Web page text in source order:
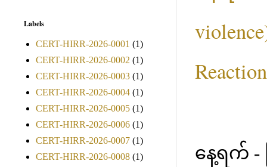
နေ့ရက် -
Labels
CERT-HIRR-2026-0001 (1)
CERT-HIRR-2026-0002 (1)
CERT-HIRR-2026-0003 (1)
CERT-HIRR-2026-0004 (1)
CERT-HIRR-2026-0005 (1)
CERT-HIRR-2026-0006 (1)
CERT-HIRR-2026-0007 (1)
CERT-HIRR-2026-0008 (1)